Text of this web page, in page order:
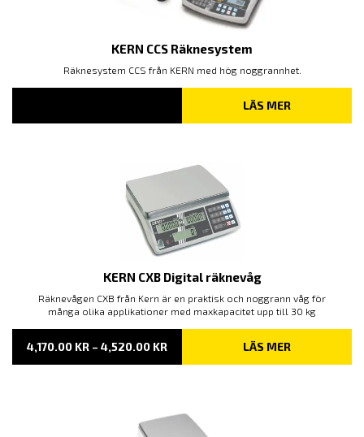
KERN CCS Räknesystem
Räknesystem CCS från KERN med hög noggrannhet.
LÄS MER
KERN CXB Digital räknevåg
Räknevågen CXB från Kern är en praktisk och noggrann våg för
många olika applikationer med maxkapacitet upp till 30 kg
4,170.00 KR – 4,520.00 KRPRISINTERVALL:
TILL
LÄS MER